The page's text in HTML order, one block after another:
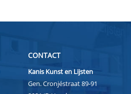
CONTACT
Kanis Kunst en Lijsten
Gen. Cronjéstraat 89-91